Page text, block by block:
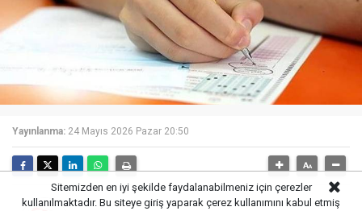
Yayınlanma: 24 Mayıs 2026 Pazar 20:50
Sitemizden en iyi şekilde faydalanabilmeniz için çerezler
kullanılmaktadır. Bu siteye giriş yaparak çerez kullanımını kabul etmiş